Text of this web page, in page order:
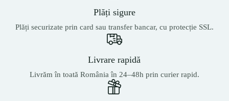
Plăți sigure
Plăți securizate prin card sau transfer bancar, cu protecție SSL.
Livrare rapidă
Livrăm în toată România în 24–48h prin curier rapid.